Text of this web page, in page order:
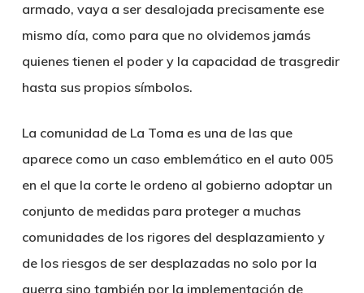
armado, vaya a ser desalojada precisamente ese
mismo día, como para que no olvidemos jamás
quienes tienen el poder y la capacidad de trasgredir
hasta sus propios símbolos.
La comunidad de La Toma es una de las que
aparece como un caso emblemático en el auto 005
en el que la corte le ordeno al gobierno adoptar un
conjunto de medidas para proteger a muchas
comunidades de los rigores del desplazamiento y
de los riesgos de ser desplazadas no solo por la
guerra sino también por la implementación de